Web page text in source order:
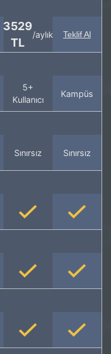
3529
TL
/aylık Teklif Al
5+
Kullanıcı
Kampüs
Sınırsız Sınırsız